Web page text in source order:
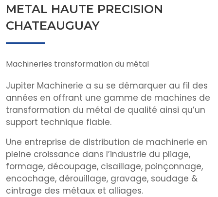
METAL HAUTE PRECISION
CHATEAUGUAY
Machineries transformation du métal
Jupiter Machinerie a su se démarquer au fil des
années en offrant une gamme de machines de
transformation du métal de qualité ainsi qu’un
support technique fiable.
Une entreprise de distribution de machinerie en
pleine croissance dans l’industrie du pliage,
formage, découpage, cisaillage, poinçonnage,
encochage, dérouillage, gravage, soudage &
cintrage des métaux et alliages.